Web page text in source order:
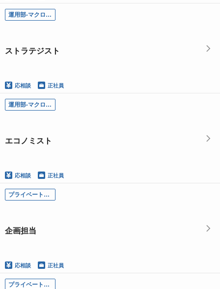
運用部-マクロ調査グループ／ストラテジスト
ストラテジスト
応相談 正社員
運用部-マクロ調査グループ／エコノミスト
エコノミスト
応相談 正社員
プライベートマーケッツ統括部／企画担当
企画担当
応相談 正社員
プライベートマーケッツ統括部／プロダクトスペシャリスト（プライベートマーケッツ）